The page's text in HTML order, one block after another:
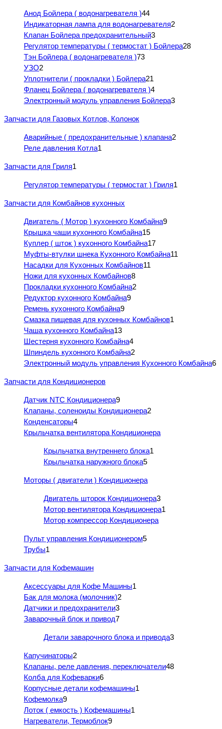
Анод Бойлера ( водонагревателя )44
Индикаторная лампа для водонагревателя2
Клапан Бойлера предохранительный3
Регулятор температуры ( термостат ) Бойлера28
Тэн Бойлера ( водонагревателя )73
УЗО2
Уплотнители ( прокладки ) Бойлера21
Фланец Бойлера ( водонагревателя )4
Электронный модуль управления Бойлера3
Запчасти для Газовых Котлов, Колонок
Аварийные ( предохранительные ) клапана2
Реле давления Котла1
Запчасти для Гриля1
Регулятор температуры ( термостат ) Гриля1
Запчасти для Комбайнов кухонных
Двигатель ( Мотор ) кухонного Комбайна9
Крышка чаши кухонного Комбайна15
Куплер ( шток ) кухонного Комбайна17
Муфты-втулки шнека Кухонного Комбайна11
Насадки для Кухонных Комбайнов11
Ножи для кухонных Комбайнов8
Прокладки кухонного Комбайна2
Редуктор кухонного Комбайна9
Ремень кухонного Комбайна9
Смазка пищевая для кухонных Комбайнов1
Чаша кухонного Комбайна13
Шестерня кухонного Комбайна4
Шпиндель кухонного Комбайна2
Электронный модуль управления Кухонного Комбайна6
Запчасти для Кондиционеров
Датчик NTC Кондиционера9
Клапаны, соленоиды Кондиционера2
Конденсаторы4
Крыльчатка вентилятора Кондиционера
Крыльчатка внутреннего блока1
Крыльчатка наружного блока5
Моторы ( двигатели ) Кондиционера
Двигатель шторок Кондиционера3
Мотор вентилятора Кондиционера1
Мотор компрессор Кондиционера
Пульт управления Кондиционером5
Трубы1
Запчасти для Кофемашин
Аксессуары для Кофе Машины1
Бак для молока (молочник)2
Датчики и предохранители3
Заварочный блок и привод7
Детали заварочного блока и привода3
Капучинаторы2
Клапаны, реле давления, переключатели48
Колба для Кофеварки6
Корпусные детали кофемашины1
Кофемолка9
Лоток ( емкость ) Кофемашины1
Нагреватели, Термоблок9